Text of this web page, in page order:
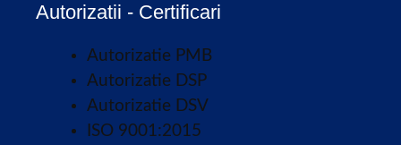
Autorizatii - Certificari
Autorizatie PMB
Autorizatie DSP
Autorizatie DSV
ISO 9001:2015